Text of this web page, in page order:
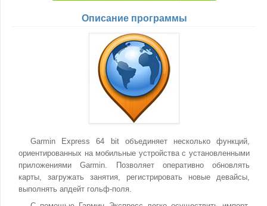
Описание программы
Garmin Express 64 bit объединяет несколько функций,
ориентированных на мобильные устройства с установленными
приложениями Garmin. Позволяет оперативно обновлять
карты, загружать занятия, регистрировать новые девайсы,
выполнять апдейт гольф-поля.